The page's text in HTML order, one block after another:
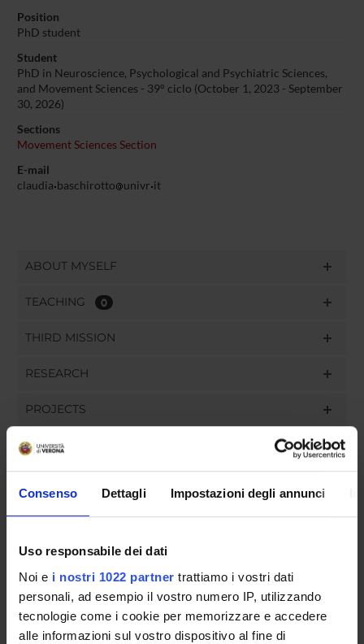
Consenso Dettagli Impostazioni degli annunci
Uso responsabile dei dati
Noi e i nostri 1022 partner trattiamo i vostri dati
personali, ad esempio il vostro numero IP, utilizzando
tecnologie come i cookie per memorizzare e accedere
alle informazioni sul vostro dispositivo al fine di
Position
PhD student
Student
PhD in Neuroscience, Psychological and Psychiatric Sciences,
and Movement Sciences - 39° ciclo (October 1, 2023 - September
30, 2026)
Sections
Movement Sciences Section
E-mail
claudia baschirotto univr it
ABOUT MYSELF
TEACHING 0
THIRD MISSION
RESEARCH
PROJECTS
PUBLICATIONS
ORGANISATION
GOVERNANCE
COMMITTEES